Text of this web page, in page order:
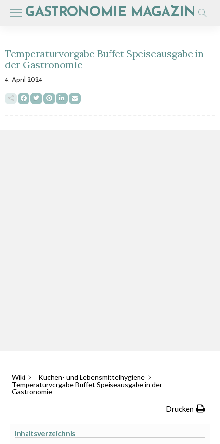
GASTRONOMIE MAGAZIN
Temperaturvorgabe Buffet Speiseausgabe in
der Gastronomie
4. April 2024
Wiki
Küchen- und Lebensmittelhygiene
Temperaturvorgabe Buffet Speiseausgabe in der
Gastronomie
Drucken
Inhaltsverzeichnis